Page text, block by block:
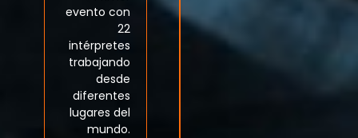
evento con
22
intérpretes
trabajando
desde
diferentes
lugares del
mundo.